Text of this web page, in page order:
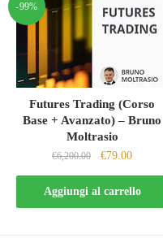
-99%
Futures Trading (Corso
Base + Avanzato) – Bruno
Moltrasio
€6,200.00
Il
prezzo
originale
era:
€79.00Il
prezzo
attuale
è:
Aggiungi al carrello